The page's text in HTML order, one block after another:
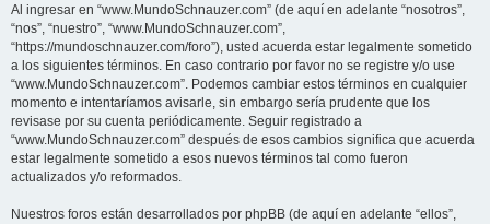
Al ingresar en “www.MundoSchnauzer.com” (de aquí en adelante “nosotros”,
“nos”, “nuestro”, “www.MundoSchnauzer.com”,
“https://mundoschnauzer.com/foro”), usted acuerda estar legalmente sometido
a los siguientes términos. En caso contrario por favor no se registre y/o use
“www.MundoSchnauzer.com”. Podemos cambiar estos términos en cualquier
momento e intentaríamos avisarle, sin embargo sería prudente que los
revisase por su cuenta periódicamente. Seguir registrado a
“www.MundoSchnauzer.com” después de esos cambios significa que acuerda
estar legalmente sometido a esos nuevos términos tal como fueron
actualizados y/o reformados.
Nuestros foros están desarrollados por phpBB (de aquí en adelante “ellos”,